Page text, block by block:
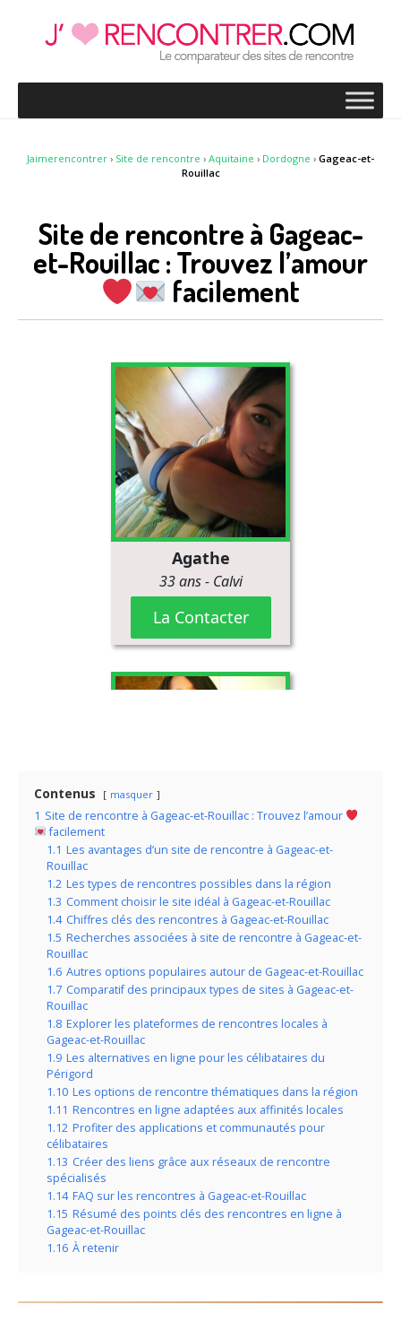
Jaimerencontrer › Site de rencontre › Aquitaine › Dordogne › Gageac-et-
Rouillac
Site de rencontre à Gageac-
et-Rouillac : Trouvez l’amour
facilement
Contenus masquer
1 Site de rencontre à Gageac-et-Rouillac : Trouvez l’amour
facilement
1.1 Les avantages d’un site de rencontre à Gageac-et-
Rouillac
1.2 Les types de rencontres possibles dans la région
1.3 Comment choisir le site idéal à Gageac-et-Rouillac
1.4 Chiffres clés des rencontres à Gageac-et-Rouillac
1.5 Recherches associées à site de rencontre à Gageac-et-
Rouillac
1.6 Autres options populaires autour de Gageac-et-Rouillac
1.7 Comparatif des principaux types de sites à Gageac-et-
Rouillac
1.8 Explorer les plateformes de rencontres locales à
Gageac-et-Rouillac
1.9 Les alternatives en ligne pour les célibataires du
Périgord
1.10 Les options de rencontre thématiques dans la région
1.11 Rencontres en ligne adaptées aux affinités locales
1.12 Profiter des applications et communautés pour
célibataires
1.13 Créer des liens grâce aux réseaux de rencontre
spécialisés
1.14 FAQ sur les rencontres à Gageac-et-Rouillac
1.15 Résumé des points clés des rencontres en ligne à
Gageac-et-Rouillac
1.16 À retenir